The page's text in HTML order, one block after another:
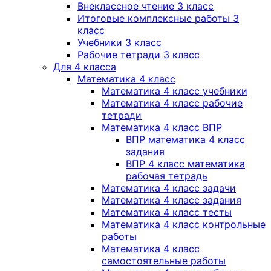
Внеклассное чтение 3 класс
Итоговые комплексные работы 3
класс
Учебники 3 класс
Рабочие тетради 3 класс
Для 4 класса
Математика 4 класс
Математика 4 класс учебники
Математика 4 класс рабочие
тетради
Математика 4 класс ВПР
ВПР математика 4 класс
задания
ВПР 4 класс математика
рабочая тетрадь
Математика 4 класс задачи
Математика 4 класс задания
Математика 4 класс тесты
Математика 4 класс контрольные
работы
Математика 4 класс
самостоятельные работы